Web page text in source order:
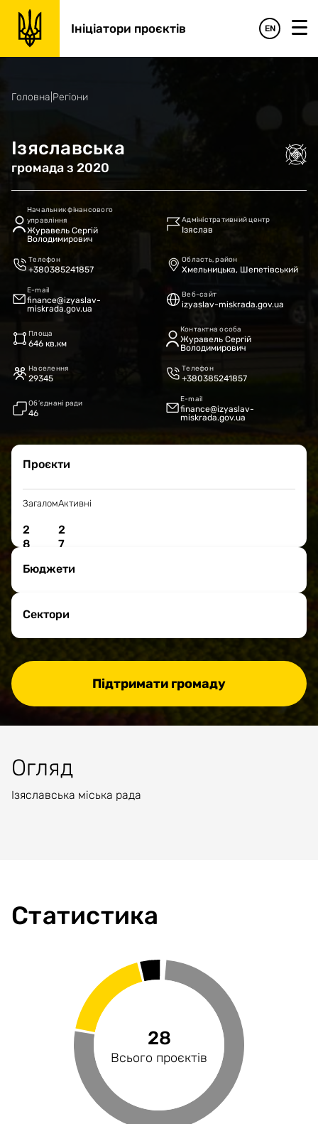
Ініціатори проєктів EN
Головна Регіони
Ізяславська
громадаз 2020
Начальник фінансового
управління
Журавель Сергій
Володимирович
Адміністративний центр
Ізяслав
Телефон
+380385241857
Область, район
Хмельницька, Шепетівський
E-mail
finance@izyaslav-
miskrada.gov.ua
Веб-сайт
izyaslav-miskrada.gov.ua
Площа
646 кв.км
Контактна особа
Журавель Сергій
Володимирович
Населення
29345
Телефон
+380385241857
Об’єднані ради
46
E-mail
finance@izyaslav-
miskrada.gov.ua
Проєкти
Загалом
2
8
Активні
2
7
Бюджети
Сектори
Підтримати громаду
Огляд
Ізяславська міська рада
Статистика
28
Всього проєктів
250 млн
Загальний бюджет
3.92%
Профінансованість
6
Сектори економіки